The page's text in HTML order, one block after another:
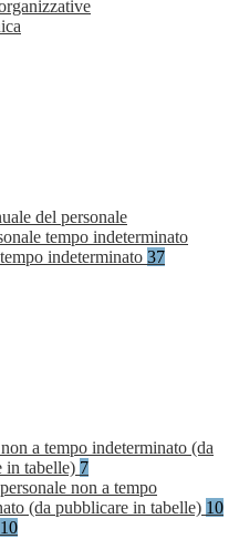
del personale
tempo indeterminato
indeterminato 37
a tempo indeterminato (da
in tabelle) 7
non a tempo
(da pubblicare in tabelle) 10
10